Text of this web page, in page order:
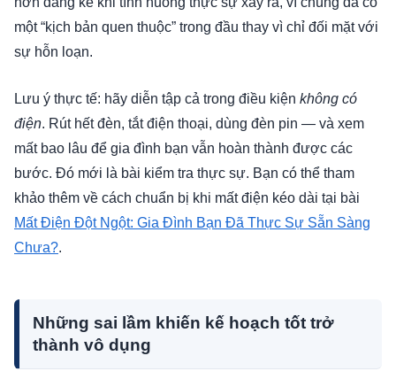
một “kịch bản quen thuộc” trong đầu thay vì chỉ đối mặt với
sự hỗn loạn.
Lưu ý thực tế: hãy diễn tập cả trong điều kiện không có
điện. Rút hết đèn, tắt điện thoại, dùng đèn pin — và xem
mất bao lâu để gia đình bạn vẫn hoàn thành được các
bước. Đó mới là bài kiểm tra thực sự. Bạn có thể tham
khảo thêm về cách chuẩn bị khi mất điện kéo dài tại bài
Mất Điện Đột Ngột: Gia Đình Bạn Đã Thực Sự Sẵn Sàng
Chưa?.
Những sai lầm khiến kế hoạch tốt trở
thành vô dụng